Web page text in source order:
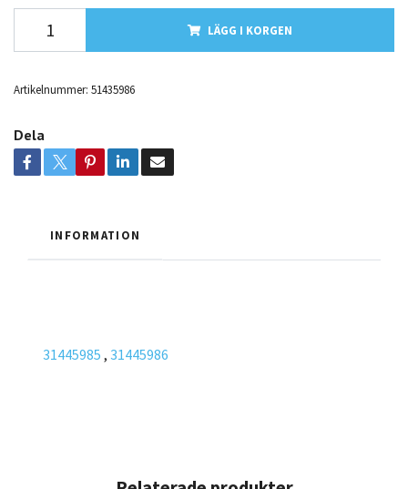
LÄGG I KORGEN
Artikelnummer: 51435986
Dela
INFORMATION
31445985 , 31445986